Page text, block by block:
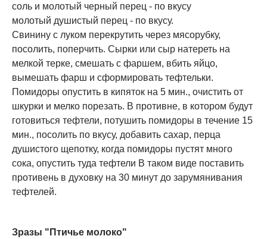
соль и молотый черный перец - по вкусу
молотый душистый перец - по вкусу.
Свинину с луком перекрутить через мясорубку,
посолить, поперчить. Сырки или сыр натереть на
мелкой терке, смешать с фаршем, вбить яйцо,
вымешать фарш и сформировать тефтельки.
Помидоры опустить в кипяток на 5 мин., очистить от
шкурки и мелко порезать. В противне, в котором будут
готовиться тефтели, потушить помидоры в течение 15
мин., посолить по вкусу, добавить сахар, перца
душистого щепотку, когда помидоры пустят много
сока, опустить туда тефтели В таком виде поставить
противень в духовку на 30 минут до зарумянивания
тефтелей.
Зразы "Птичье молоко"